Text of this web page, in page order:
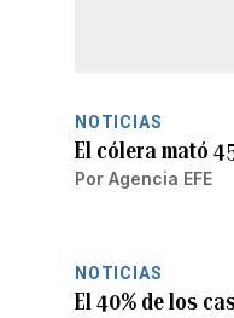
NOTICIAS
El cólera mató
Por Agencia EFE
NOTICIAS
El 40% de los